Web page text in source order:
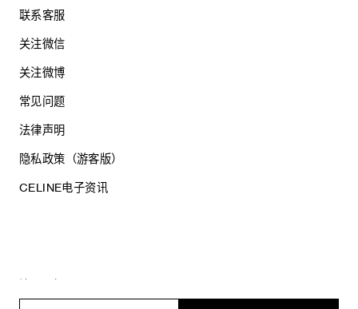
联系客服
关注微信
关注微博
常见问题
法律声明
隐私政策（游客版）
CELINE电子资讯
思琳商贸（上海）有限公司